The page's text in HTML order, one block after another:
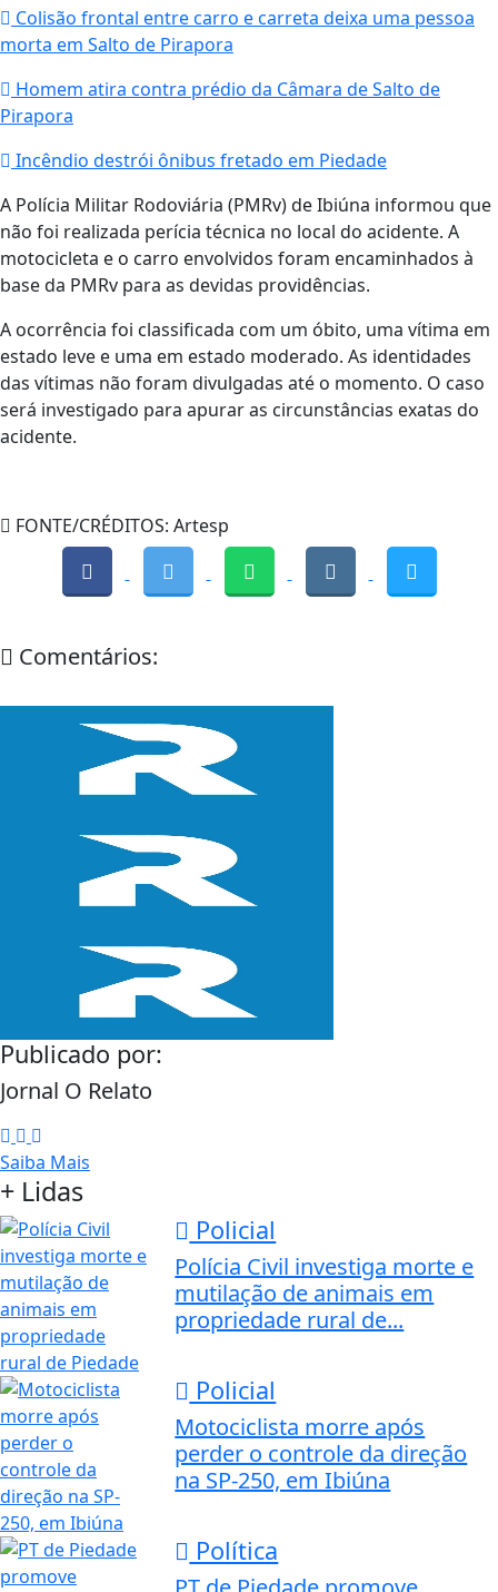
Colisão frontal entre carro e carreta deixa uma pessoa
morta em Salto de Pirapora
Homem atira contra prédio da Câmara de Salto de
Pirapora
Incêndio destrói ônibus fretado em Piedade
A Polícia Militar Rodoviária (PMRv) de Ibiúna informou que
não foi realizada perícia técnica no local do acidente. A
motocicleta e o carro envolvidos foram encaminhados à
base da PMRv para as devidas providências.
A ocorrência foi classificada com um óbito, uma vítima em
estado leve e uma em estado moderado. As identidades
das vítimas não foram divulgadas até o momento. O caso
será investigado para apurar as circunstâncias exatas do
acidente.
FONTE/CRÉDITOS: Artesp
Comentários:
Publicado por:
Jornal O Relato
Saiba Mais
+ Lidas
Policial
Polícia Civil investiga morte e
mutilação de animais em
propriedade rural de...
Policial
Motociclista morre após
perder o controle da direção
na SP-250, em Ibiúna
Política